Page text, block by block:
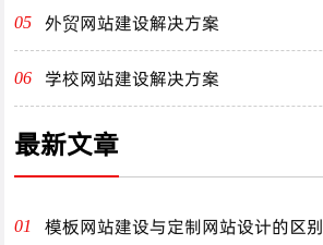
05 外贸网站建设解决方案
06 学校网站建设解决方案
最新文章
01 模板网站建设与定制网站设计的区别